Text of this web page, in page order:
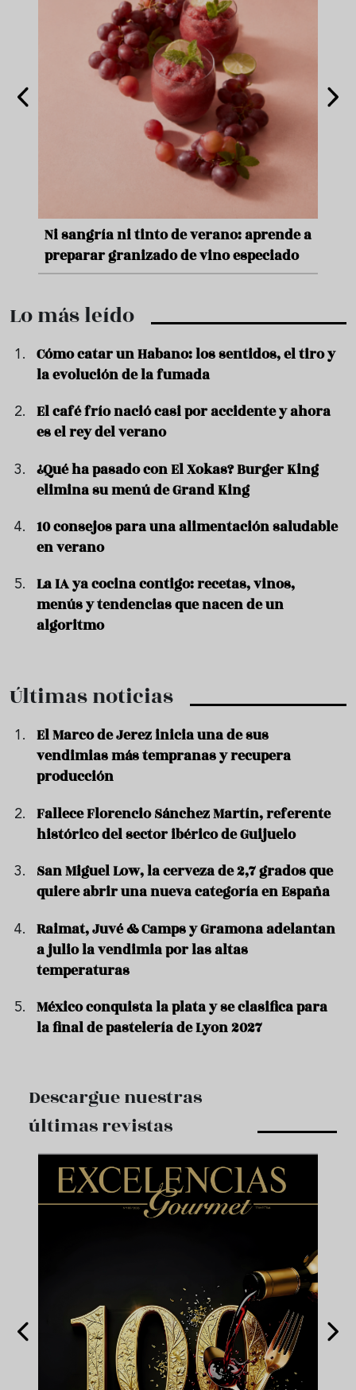
Ni sangría ni tinto de verano: aprende a
preparar granizado de vino especiado
Lo más leído
Cómo catar un Habano: los sentidos, el tiro y
la evolución de la fumada
El café frío nació casi por accidente y ahora
es el rey del verano
¿Qué ha pasado con El Xokas? Burger King
elimina su menú de Grand King
10 consejos para una alimentación saludable
en verano
La IA ya cocina contigo: recetas, vinos,
menús y tendencias que nacen de un
algoritmo
Últimas noticias
El Marco de Jerez inicia una de sus
vendimias más tempranas y recupera
producción
Fallece Florencio Sánchez Martín, referente
histórico del sector ibérico de Guijuelo
San Miguel Low, la cerveza de 2,7 grados que
quiere abrir una nueva categoría en España
Raimat, Juvé & Camps y Gramona adelantan
a julio la vendimia por las altas
temperaturas
México conquista la plata y se clasifica para
la final de pastelería de Lyon 2027
Descargue nuestras
últimas revistas